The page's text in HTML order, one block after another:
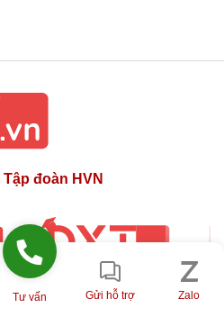
Tập đoàn HVN
Tư vấn Gửi hỗ trợ Zalo